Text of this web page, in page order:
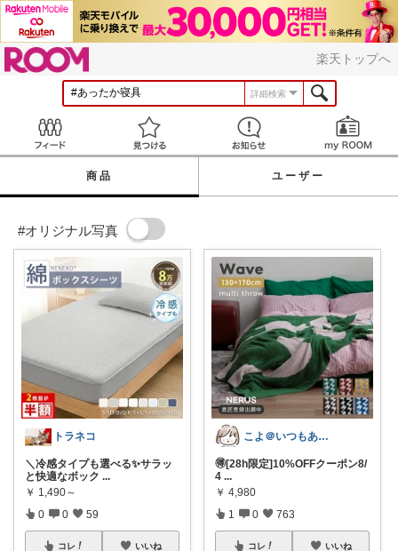
楽天トップへ
詳細検索
見つける お知らせ
商品 ユーザー
#オリジナル写真
トラネコ
＼冷感タイプも選べる✨サラッ
と快適なボック ...
￥ 1,490～
0 0 59
コレ いいね
こよ＠いつもありがとう✨
🉐[28h限定]10%OFFクーポン8/
4 ...
￥ 4,980
1 0 763
コレ いいね